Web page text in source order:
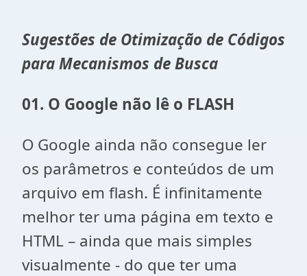
Sugestões de Otimização de Códigos
para Mecanismos de Busca
01. O Google não lê o FLASH
O Google ainda não consegue ler
os parâmetros e conteúdos de um
arquivo em flash. É infinitamente
melhor ter uma página em texto e
HTML – ainda que mais simples
visualmente - do que ter uma